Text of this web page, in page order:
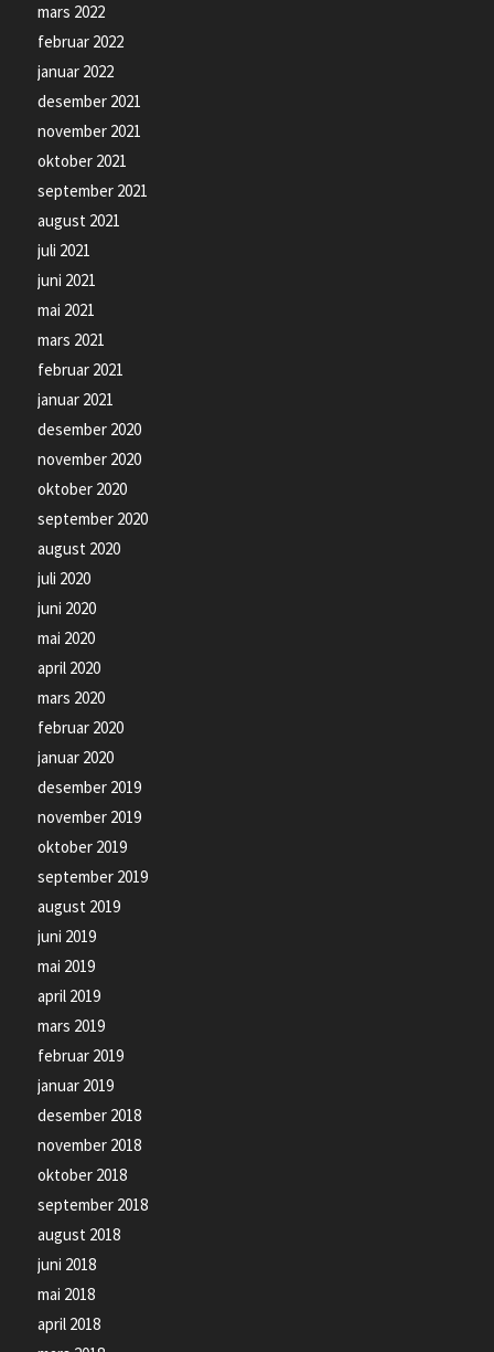
mars 2022
februar 2022
januar 2022
desember 2021
november 2021
oktober 2021
september 2021
august 2021
juli 2021
juni 2021
mai 2021
mars 2021
februar 2021
januar 2021
desember 2020
november 2020
oktober 2020
september 2020
august 2020
juli 2020
juni 2020
mai 2020
april 2020
mars 2020
februar 2020
januar 2020
desember 2019
november 2019
oktober 2019
september 2019
august 2019
juni 2019
mai 2019
april 2019
mars 2019
februar 2019
januar 2019
desember 2018
november 2018
oktober 2018
september 2018
august 2018
juni 2018
mai 2018
april 2018